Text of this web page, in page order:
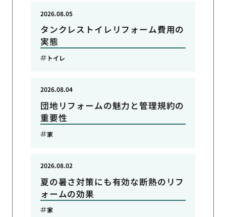
タンクレストイレリフォーム費用の
実態
2026.08.05
トイレ
団地リフォームの魅力と管理規約の
重要性
2026.08.04
家
夏の暑さ対策にも有効な断熱のリフ
ォームの効果
2026.08.02
家